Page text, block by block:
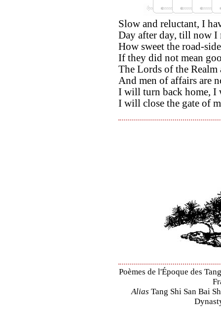
Slow and reluctant, I
Day after day, till now I
How sweet the road-
If they did not mean
The Lords of the Realm
And men of affairs are
I will turn back home, I
I will close the gate of
Poèmes de l'Époque des
Alias Tang Shi San Bai